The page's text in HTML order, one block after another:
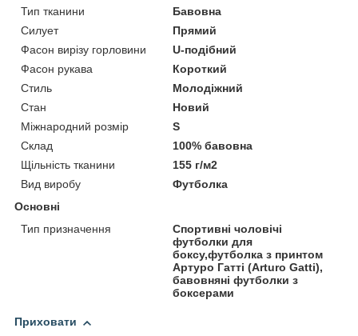
Тип тканини
Бавовна
Силует
Прямий
Фасон вирізу горловини
U-подібний
Фасон рукава
Короткий
Стиль
Молодіжний
Стан
Новий
Міжнародний розмір
S
Склад
100% бавовна
Щільність тканини
155 г/м2
Вид виробу
Футболка
Основні
Тип призначення
Спортивні чоловічі
футболки для
боксу,футболка з принтом
Артуро Гатті (Arturo Gatti),
бавовняні футболки з
боксерами
Приховати